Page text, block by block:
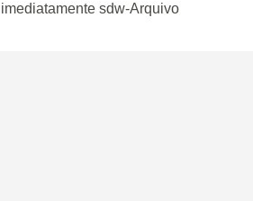
imediatamente sdw-Arquivo